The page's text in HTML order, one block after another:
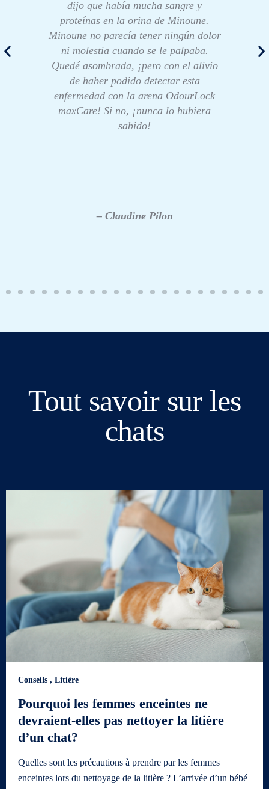
dijo que había mucha sangre y
proteínas en la orina de Minoune.
Minoune no parecía tener ningún dolor
ni molestia cuando se le palpaba.
Quedé asombrada, ¡pero con el alivio
de haber podido detectar esta
enfermedad con la arena OdourLock
maxCare! Si no, ¡nunca lo hubiera
sabido!
– Claudine Pilon
Tout savoir sur les
chats
Conseils , Litière
Pourquoi les femmes enceintes ne
devraient-elles pas nettoyer la litière
d’un chat?
Quelles sont les précautions à prendre par les femmes
enceintes lors du nettoyage de la litière ? L’arrivée d’un bébé